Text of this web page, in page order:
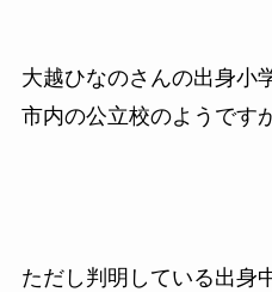
大越ひなのさんの出身小
市内の公立校のようです
ただし判明している出身